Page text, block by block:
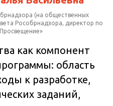
(на общественных
Рособрнадзора, директор по
как компонент
область
к разработке,
заданий,